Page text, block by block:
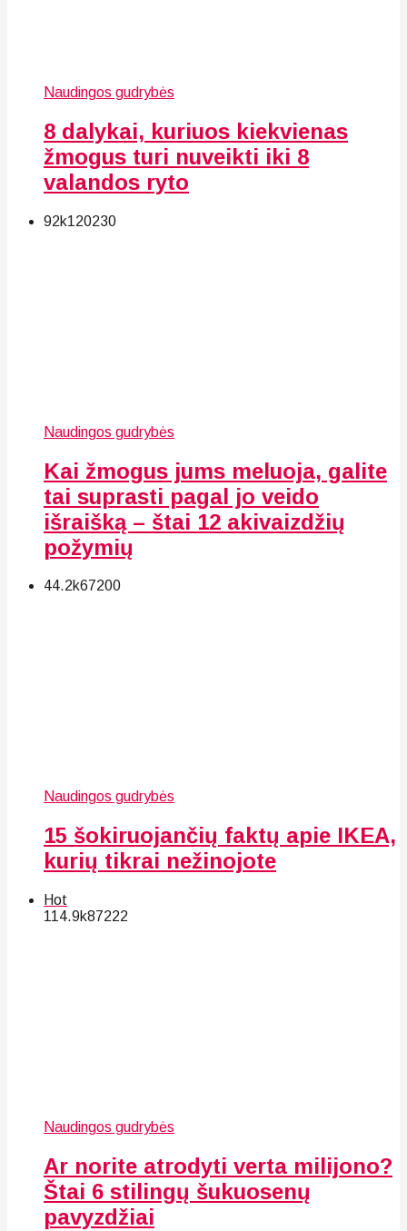
Naudingos gudrybės
8 dalykai, kuriuos kiekvienas
žmogus turi nuveikti iki 8
valandos ryto
92k120230
Naudingos gudrybės
Kai žmogus jums meluoja, galite
tai suprasti pagal jo veido
išraišką – štai 12 akivaizdžių
požymių
44.2k67200
Naudingos gudrybės
15 šokiruojančių faktų apie IKEA,
kurių tikrai nežinojote
Hot
114.9k87222
Naudingos gudrybės
Ar norite atrodyti verta milijono?
Štai 6 stilingų šukuosenų
pavyzdžiai